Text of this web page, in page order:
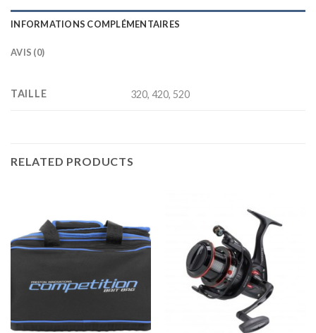
INFORMATIONS COMPLÉMENTAIRES
AVIS (0)
TAILLE 320, 420, 520
RELATED PRODUCTS